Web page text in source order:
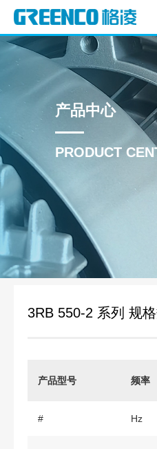
产品中心
PRODUCT
3RB 550-2 系列 规
产品型号 频率
# Hz